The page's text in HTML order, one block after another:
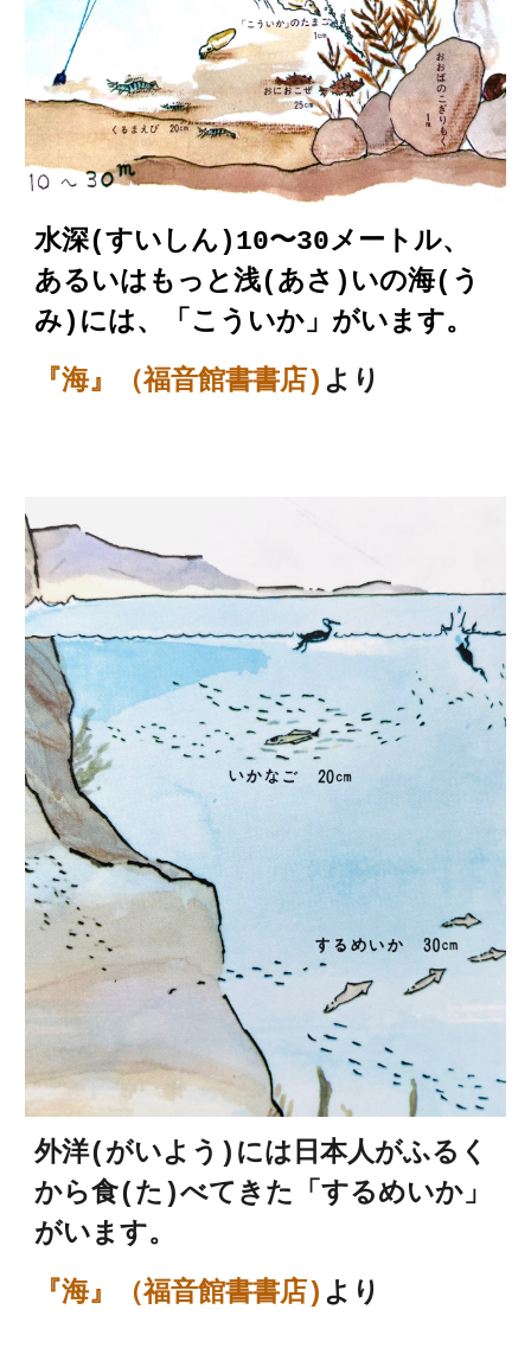
水深(すいしん)10〜30メートル、
あるいはもっと浅(あさ)いの海(う
み)には、「こういか」がいます。
『海』（福音館書書店) より
外洋(がいよう)には日本人がふるく
から食(た)べてきた「するめいか」
がいます。
『海』（福音館書書店) より